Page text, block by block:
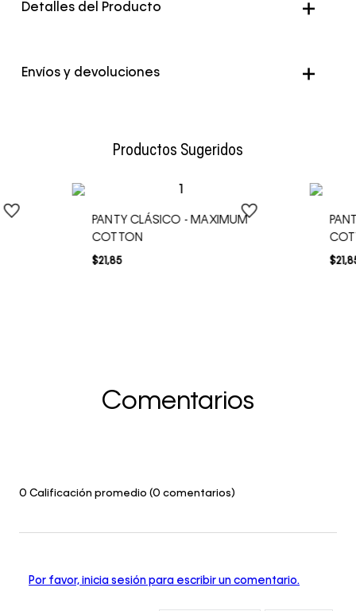
Detalles del Producto
Color Negro
Envíos y devoluciones
Productos Sugeridos
PANTY CLÁSICO - MAXIMUM
COTTON
$21,85 $21,
Comentarios
0 Calificación promedio (0 comentarios)
Por favor, inicia sesión para escribir un comentario.